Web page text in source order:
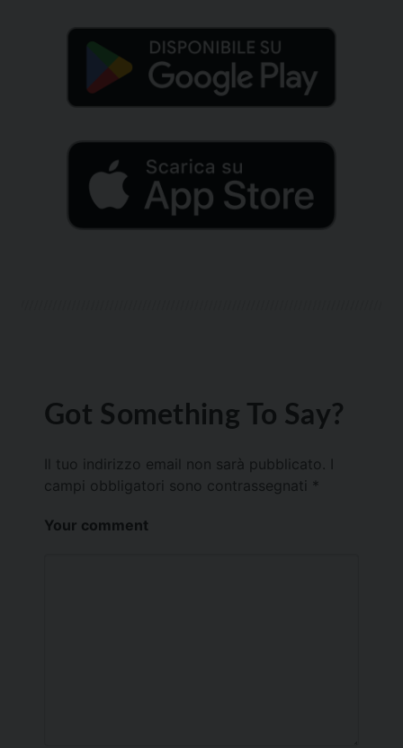
Got Something To Say?
Il tuo indirizzo email non sarà pubblicato.
campi obbligatori sono contrassegnati *
Your comment